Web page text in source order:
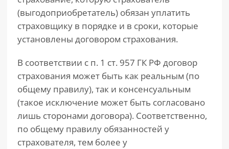
(выгодоприобретатель) обязан уплатить
страховщику в порядке и в сроки, которые
установлены договором страхования.
В соответствии с п. 1 ст. 957 ГК РФ договор
страхования может быть как реальным (по
общему правилу), так и консенсуальным
(такое исключение может быть согласовано
лишь сторонами договора). Соответственно,
по общему правилу обязанностей у
страхователя, тем более у